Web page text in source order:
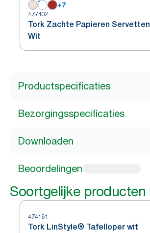
+7
477402
Tork Zachte Papieren Servetten
Wit
Productspecificaties
Bezorgingsspecificaties
Downloaden
Beoordelingen
Soortgelijke producten
474161
Tork LinStyle® Tafelloper wit